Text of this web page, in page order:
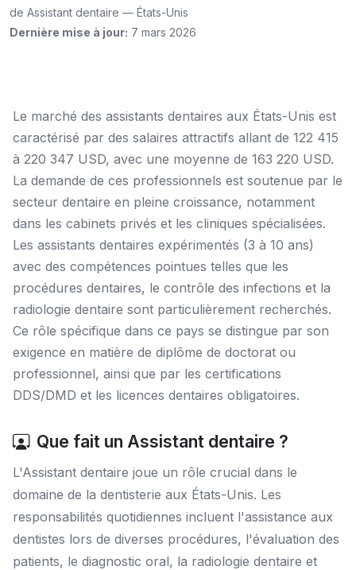
de Assistant dentaire — États-Unis
Dernière mise à jour: 7 mars 2026
Le marché des assistants dentaires aux États-Unis est
caractérisé par des salaires attractifs allant de 122 415
à 220 347 USD, avec une moyenne de 163 220 USD.
La demande de ces professionnels est soutenue par le
secteur dentaire en pleine croissance, notamment
dans les cabinets privés et les cliniques spécialisées.
Les assistants dentaires expérimentés (3 à 10 ans)
avec des compétences pointues telles que les
procédures dentaires, le contrôle des infections et la
radiologie dentaire sont particulièrement recherchés.
Ce rôle spécifique dans ce pays se distingue par son
exigence en matière de diplôme de doctorat ou
professionnel, ainsi que par les certifications
DDS/DMD et les licences dentaires obligatoires.
Que fait un Assistant dentaire ?
L'Assistant dentaire joue un rôle crucial dans le
domaine de la dentisterie aux États-Unis. Les
responsabilités quotidiennes incluent l'assistance aux
dentistes lors de diverses procédures, l'évaluation des
patients, le diagnostic oral, la radiologie dentaire et